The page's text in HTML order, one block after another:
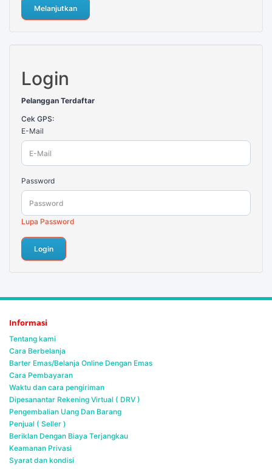
Melanjutkan
Login
Pelanggan Terdaftar
Cek GPS:
E-Mail
Password
Lupa Password
Informasi
Tentang kami
Cara Berbelanja
Barter Emas/Belanja Online Dengan Emas
Cara Pembayaran
Waktu dan cara pengiriman
Dipesanantar Rekening Virtual ( DRV )
Pengembalian Uang Dan Barang
Penjual ( Seller )
Beriklan Dengan Biaya Terjangkau
Keamanan Privasi
Syarat dan kondisi